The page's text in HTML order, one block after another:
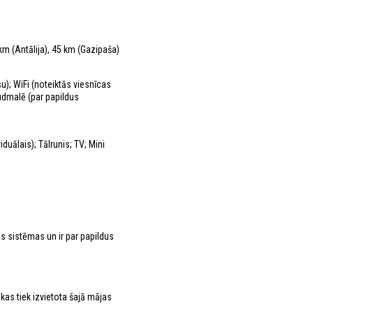
(Antālija), 45 km (Gazipaša)
WiFi (noteiktās viesnīcas
(par papildus
Tālrunis; TV; Mini
sistēmas un ir par papildus
tiek izvietota šajā mājas